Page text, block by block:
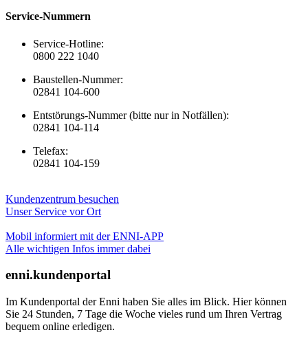
Service-Nummern
Service-Hotline:
0800 222 1040
Baustellen-Nummer:
02841 104-600
Entstörungs-Nummer (bitte nur in Notfällen):
02841 104-114
Telefax:
02841 104-159
Kundenzentrum besuchen
Unser Service vor Ort
Mobil informiert mit der ENNI-APP
Alle wichtigen Infos immer dabei
enni.kundenportal
Im Kundenportal der Enni haben Sie alles im Blick. Hier können
Sie 24 Stunden, 7 Tage die Woche vieles rund um Ihren Vertrag
bequem online erledigen.